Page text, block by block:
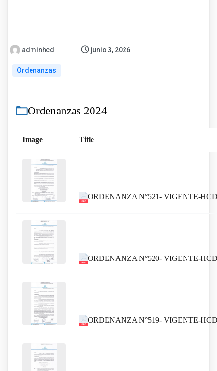
adminhcd junio 3, 2026
Ordenanzas
Ordenanzas 2024
Image Title
ORDENANZA N°521- VIGENTE-
ORDENANZA N°520- VIGENTE-
ORDENANZA N°519- VIGENTE-